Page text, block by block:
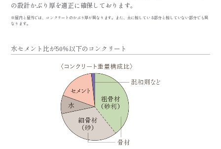
の設計かぶり厚を適正に確保しております。
※屋内と屋外では、コンクリートのかぶり厚が異なります。また、土に接している部分と接していない部分でも異
なります。
水セメント比が50％以下のコンクリート